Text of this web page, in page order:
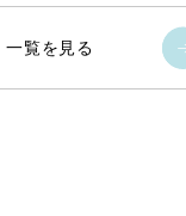
一覧を見る